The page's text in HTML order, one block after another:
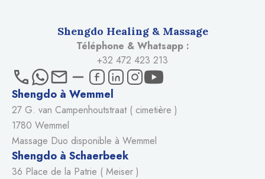
Shengdo Healing & Massage
Téléphone & Whatsapp :
+32 472 423 213
Shengdo à Wemmel
27 G. van Campenhoutstraat ( cimetière )
1780 Wemmel
Massage Duo disponible à Wemmel
Shengdo à Schaerbeek
36 Place de la Patrie ( Meiser )